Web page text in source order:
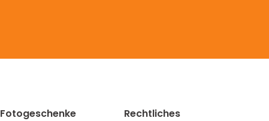
Fotogeschenke Rechtliches